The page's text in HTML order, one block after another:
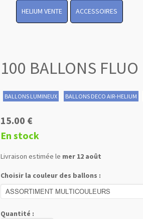
HELIUM VENTE ACCESSOIRES
100 BALLONS FLUO
BALLONS LUMINEUX BALLONS DECO AIR-HELIUM
15.00 €
En stock
Livraison estimée le mer 12 août
Choisir la couleur des ballons :
Quantité :